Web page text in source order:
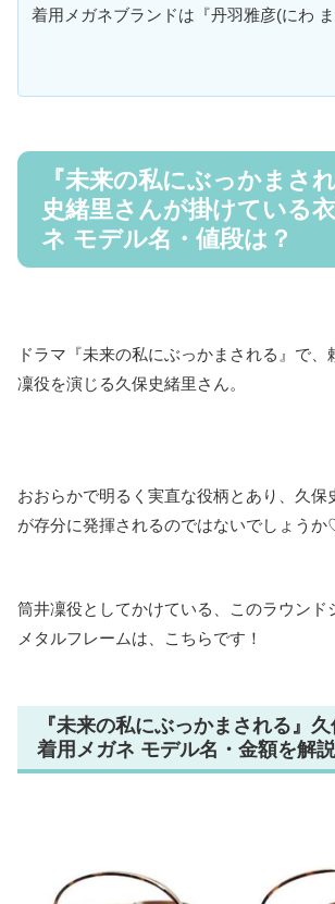
着用メガネブランドは『丹羽雅彦(にわ ま
『未来の私にぶっかまさ
史緒里さんが掛けている
ネ モデル名・値段は？
ドラマ『未来の私にぶっかまされる』で、
凜役を演じる久保史緒里さん。
おおらかで明るく実直な役柄とあり、久保
が存分に発揮されるのではないでしょう
筒井凜役としてかけている、このラウンド
メタルフレームは、こちらです！
『未来の私にぶっかまされる』
着用メガネ モデル名・金額を解説